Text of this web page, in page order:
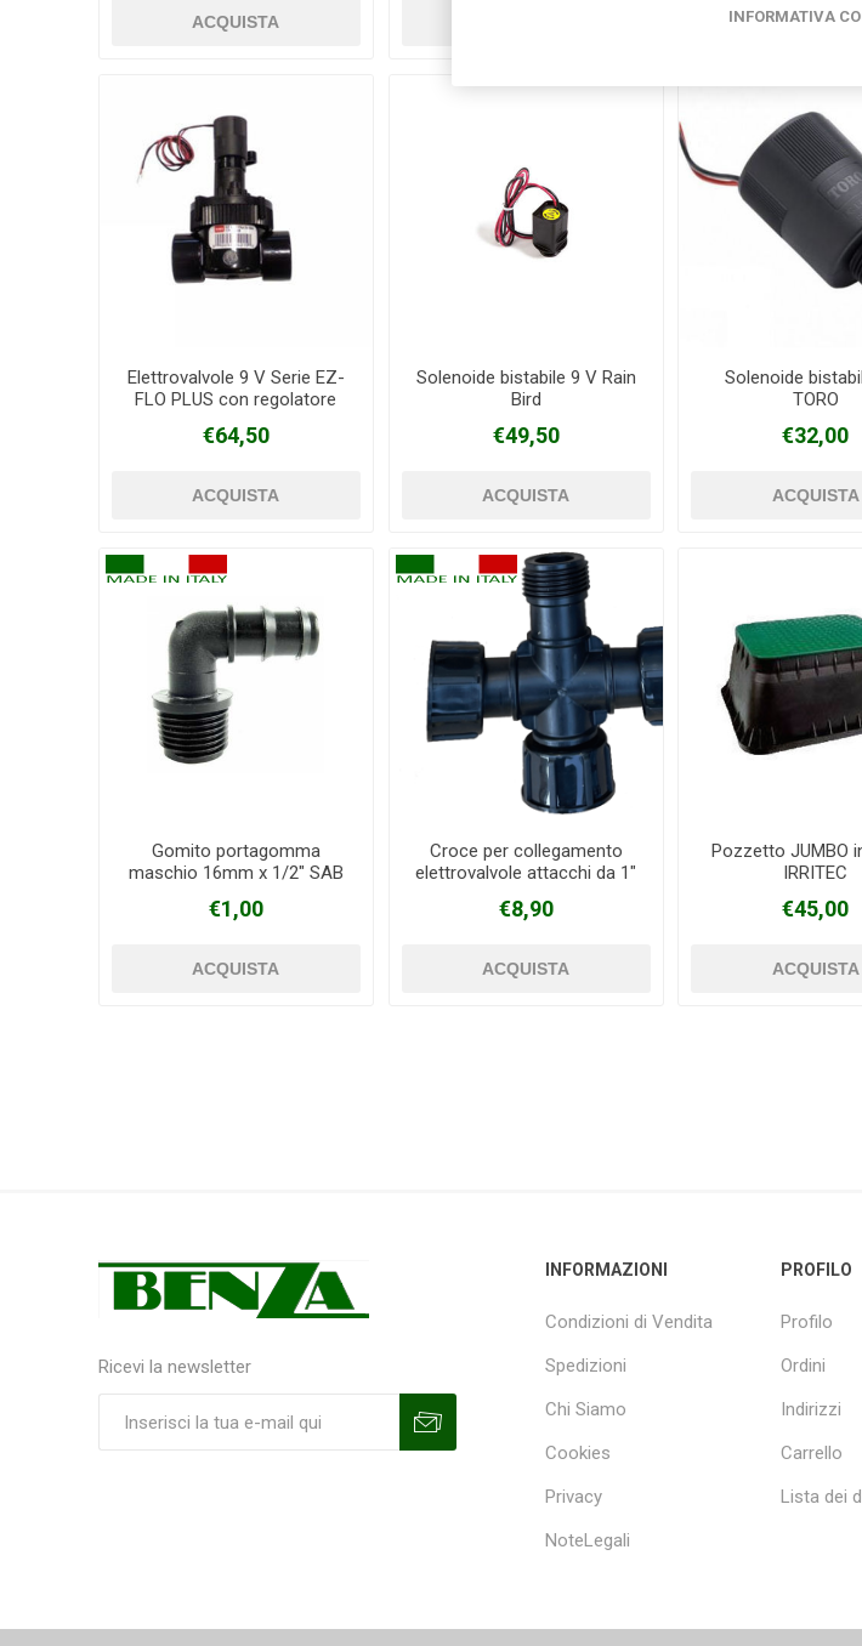
Elettrovalvole 9 V Serie EZ-
FLO PLUS con regolatore
€64,50
Solenoide bistabile 9 V Rain
Bird
€49,50
Solenoide
TORO
€32,00
Gomito portagomma
maschio 16mm x 1/2" SAB
€1,00
Croce per collegamento
elettrovalvole attacchi da 1"
€8,90
Pozzetto JUMBO
IRRITEC
€45,00
Ricevi la newsletter
INFORMAZIONI
Condizioni di Vendita
Spedizioni
Chi Siamo
Cookies
Privacy
NoteLegali
PROFILO
Profilo
Ordini
Indirizzi
Carrello
Lista dei
INFORMATIVA